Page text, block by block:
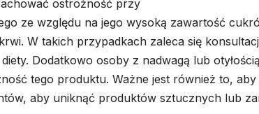
ostrożność przy
ze względu na jego wysoką zawartość
W takich przypadkach zaleca się
Dodatkowo osoby z nadwagą lub
tego produktu. Ważne jest również to,
aby uniknąć produktów sztucznych lub